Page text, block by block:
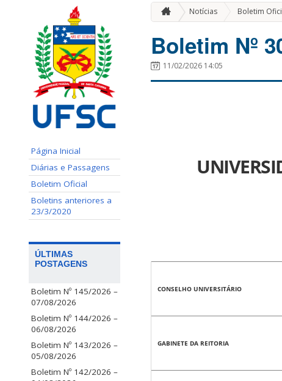
Página Inicial
Diárias e Passagens
Boletim Oficial
Boletins anteriores a
23/3/2020
ÚLTIMAS
POSTAGENS
Boletim Nº 145/2026 –
07/08/2026
Boletim Nº 144/2026 –
06/08/2026
Boletim Nº 143/2026 –
05/08/2026
Boletim Nº 142/2026 –
Notícias Boletim
Boletim Nº
11/02/2026 14:05
CONSELHO UNIVERSITÁRIO
GABINETE DA REITORIA